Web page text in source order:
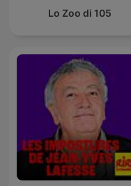
Lo Zoo di 105